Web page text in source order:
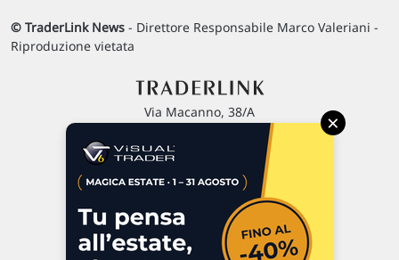
© TraderLink News - Direttore Responsabile Marco Valeriani -
Riproduzione vietata
Via Macanno, 38/A
P.IVA 02 452 460 401
Commenti e segnalazioni
Contattaci
×